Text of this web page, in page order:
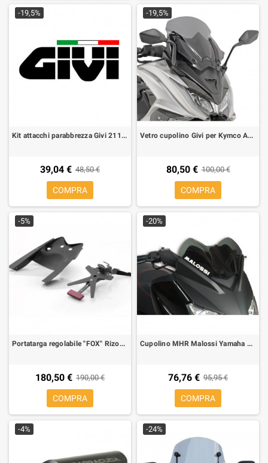
-19,5%
Kit attacchi parabbrezza Givi 2111DT Yamaha X-MAX 400, X-MAX 125-250
39,04 € 48,50 €
COMPRA
-19,5%
Vetro cupolino Givi per Kymco AK 550 fumé basso
80,50 € 100,00 €
COMPRA
-5%
Portatarga regolabile "FOX" Rizoma con luce targa led per Yamaha T-Max 08-
180,50 € 190,00 €
COMPRA
-20%
Cupolino MHR Malossi Yamaha X-Max 125 09-,X-Max 250 10- fumè scuro
76,76 € 95,95 €
COMPRA
-4% -24%